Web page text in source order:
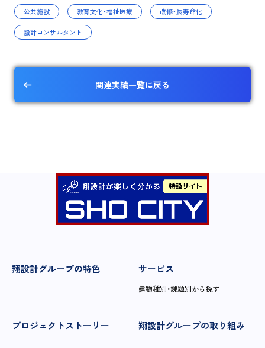
公共施設 教育文化・福祉医療 改修・長寿命化
設計コンサルタント
関連実績一覧に戻る
翔設計グループの特色 サービス
建物種別・課題別から探す
プロジェクトストーリー 翔設計グループの取り組み